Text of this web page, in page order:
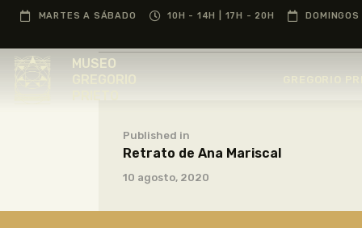
MARTES A SÁBADO 10H - 14H | 17H - 20H
MUSEO
Published in
Retrato de Ana Mariscal
10 agosto, 2020